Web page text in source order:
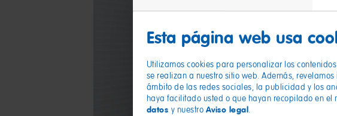
Esta página web usa
Utilizamos cookies para personalizar los
se realizan a nuestro sitio web. Además,
ámbito de las redes sociales, la publicidad y los
haya facilitado usted o que hayan recopilado en el
datos y nuestro Aviso legal.